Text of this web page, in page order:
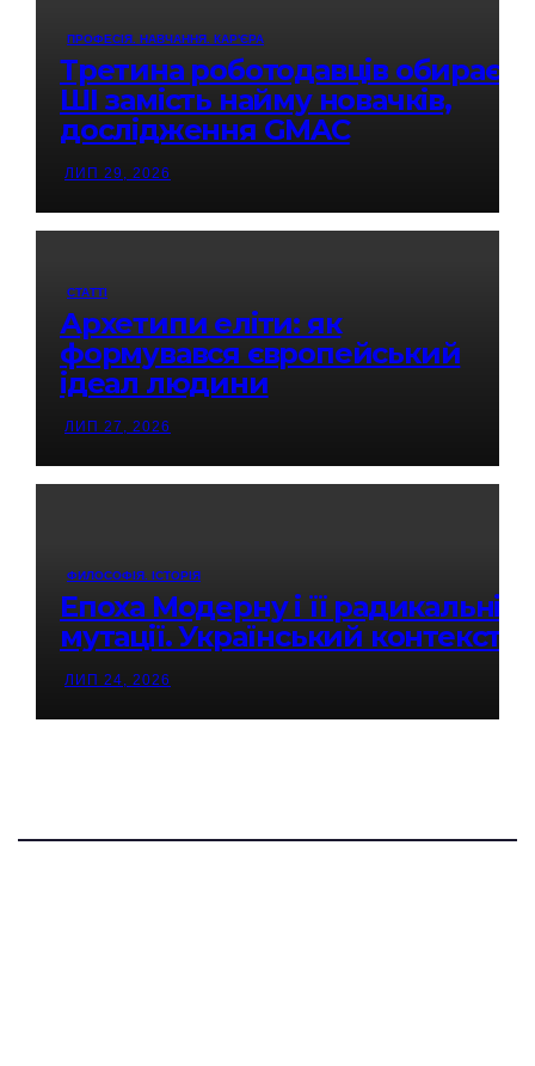
ПРОФЕСІЯ. НАВЧАННЯ. КАР'ЄРА
Третина роботодавців обирає
ШІ замість найму новачків,
дослідження GMAC
ЛИП 29, 2026
СТАТТІ
Архетипи еліти: як
формувався європейський
ідеал людини
ЛИП 27, 2026
ФИЛОСОФІЯ. ІСТОРІЯ
Епоха Модерну і її радикальні
мутації. Український контекст.
ЛИП 24, 2026